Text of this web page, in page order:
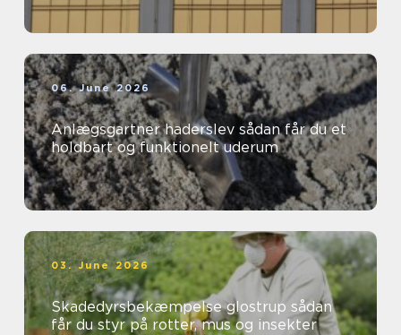
06. June 2026
Anlægsgartner haderslev sådan får du et
holdbart og funktionelt uderum
03. June 2026
Skadedyrsbekæmpelse glostrup sådan
får du styr på rotter, mus og insekter